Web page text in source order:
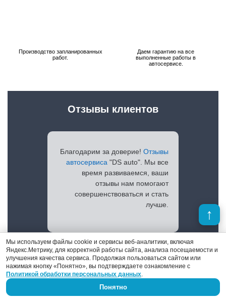
Производство запланированных
работ.
Даем гарантию на все
выполненные работы в
автосервисе.
Благодарим за доверие! Отзывы
автосервиса "DS auto". Мы все
время развиваемся, ваши
отзывы нам помогают
совершенствоваться и стать
лучше.
Просмотреть отзывы
Отзывы клиентов
Мы используем файлы cookie и сервисы веб-аналитики, включая
Яндекс.Метрику, для корректной работы сайта, анализа посещаемости и
улучшения качества сервиса. Продолжая пользоваться сайтом или
нажимая кнопку «Понятно», вы подтверждаете ознакомление с
Политикой обработки персональных данных.
Понятно